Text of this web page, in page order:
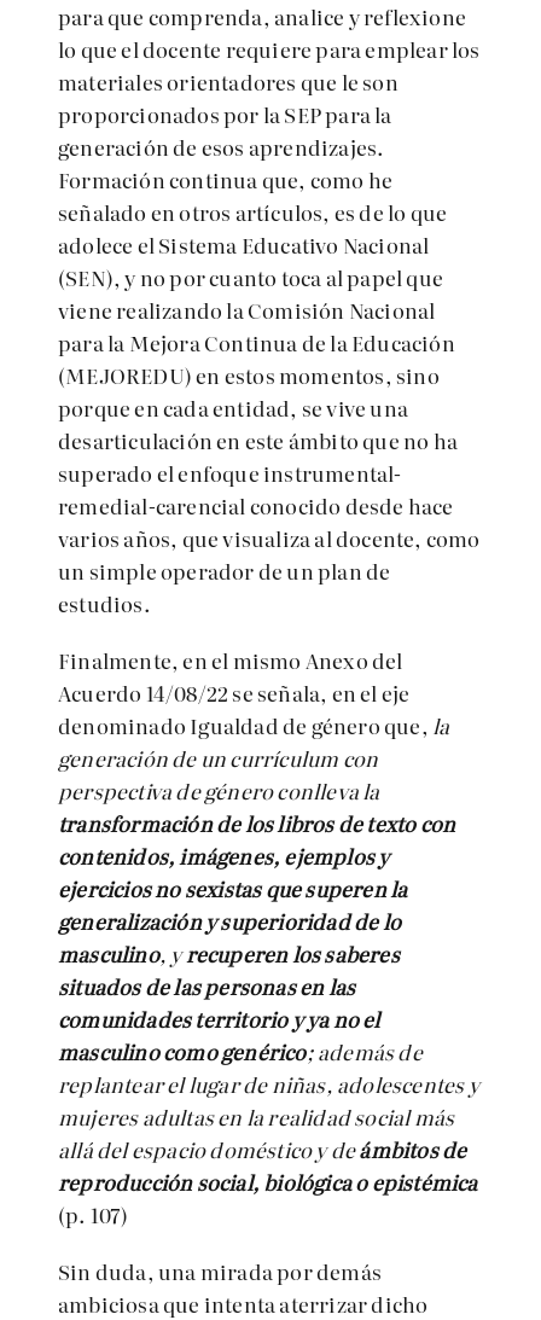
para que comprenda, analice y reflexione
lo que el docente requiere para emplear los
materiales orientadores que le son
proporcionados por la SEP para la
generación de esos aprendizajes.
Formación continua que, como he
señalado en otros artículos, es de lo que
adolece el Sistema Educativo Nacional
(SEN), y no por cuanto toca al papel que
viene realizando la Comisión Nacional
para la Mejora Continua de la Educación
(MEJOREDU) en estos momentos, sino
porque en cada entidad, se vive una
desarticulación en este ámbito que no ha
superado el enfoque instrumental-
remedial-carencial conocido desde hace
varios años, que visualiza al docente, como
un simple operador de un plan de
estudios.
Finalmente, en el mismo Anexo del
Acuerdo 14/08/22 se señala, en el eje
denominado Igualdad de género que, la
generación de un currículum con
perspectiva de género conlleva la
transformación de los libros de texto con
contenidos, imágenes, ejemplos y
ejercicios no sexistas que superen la
generalización y superioridad de lo
masculino, yrecuperen los saberes
situados de las personas en las
comunidades territorio y ya no el
masculino como genérico; además de
replantear el lugar de niñas, adolescentes y
mujeres adultas en la realidad social más
allá del espacio doméstico y deámbitos de
reproducción social, biológica o epistémica
(p. 107)
Sin duda, una mirada por demás
ambiciosa que intenta aterrizar dicho